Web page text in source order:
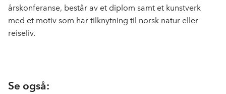
årskonferanse, består av et diplom samt et kunstverk
med et motiv som har tilknytning til norsk natur eller
reiseliv.
Se også: